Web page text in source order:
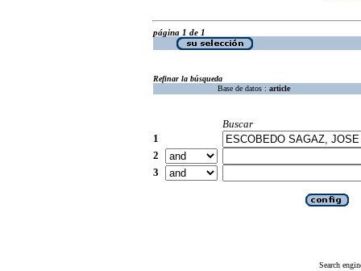
página 1 de 1
Refinar la búsqueda
Base de datos : article
Buscar
1
2
3
Search